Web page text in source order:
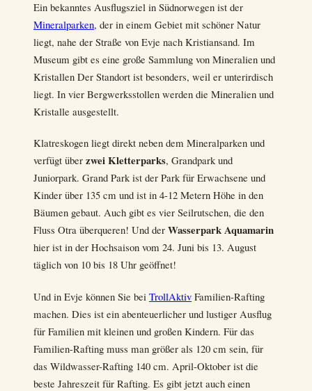
Ein bekanntes Ausflugsziel in Südnorwegen ist der
Mineralparken, der in einem Gebiet mit schöner Natur
liegt, nahe der Straße von Evje nach Kristiansand. Im
Museum gibt es eine große Sammlung von Mineralien und
Kristallen Der Standort ist besonders, weil er unterirdisch
liegt. In vier Bergwerksstollen werden die Mineralien und
Kristalle ausgestellt.
Klatreskogen liegt direkt neben dem Mineralparken und
verfügt über zwei Kletterparks, Grandpark und
Juniorpark. Grand Park ist der Park für Erwachsene und
Kinder über 135 cm und ist in 4-12 Metern Höhe in den
Bäumen gebaut. Auch gibt es vier Seilrutschen, die den
Fluss Otra überqueren! Und der Wasserpark Aquamarin
hier ist in der Hochsaison vom 24. Juni bis 13. August
täglich von 10 bis 18 Uhr geöffnet!
Und in Evje können Sie bei TrollAktiv Familien-Rafting
machen. Dies ist ein abenteuerlicher und lustiger Ausflug
für Familien mit kleinen und großen Kindern. Für das
Familien-Rafting muss man größer als 120 cm sein, für
das Wildwasser-Rafting 140 cm. April-Oktober ist die
beste Jahreszeit für Rafting. Es gibt jetzt auch einen